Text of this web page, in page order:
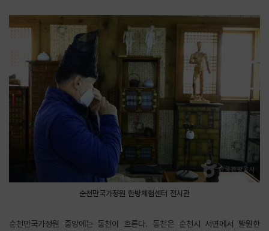
순천만국가정원 한방체험센터 전시관
순천만국가정원 중앙에는 동천이 흐른다. 동천은 순천시 서면에서 발원한